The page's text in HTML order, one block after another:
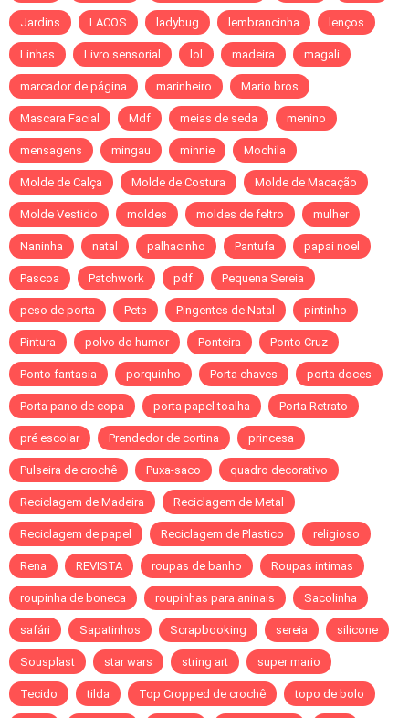
Jardins LACOS ladybug lembrancinha lenços
Linhas Livro sensorial lol madeira magali
marcador de página marinheiro Mario bros
Mascara Facial Mdf meias de seda menino
mensagens mingau minnie Mochila
Molde de Calça Molde de Costura Molde de Macação
Molde Vestido moldes moldes de feltro mulher
Naninha natal palhacinho Pantufa papai noel
Pascoa Patchwork pdf Pequena Sereia
peso de porta Pets Pingentes de Natal pintinho
Pintura polvo do humor Ponteira Ponto Cruz
Ponto fantasia porquinho Porta chaves porta doces
Porta pano de copa porta papel toalha Porta Retrato
pré escolar Prendedor de cortina princesa
Pulseira de crochê Puxa-saco quadro decorativo
Reciclagem de Madeira Reciclagem de Metal
Reciclagem de papel Reciclagem de Plastico religioso
Rena REVISTA roupas de banho Roupas intimas
roupinha de boneca roupinhas para aninais Sacolinha
safári Sapatinhos Scrapbooking sereia silicone
Sousplast star wars string art super mario
Tecido tilda Top Cropped de crochê topo de bolo